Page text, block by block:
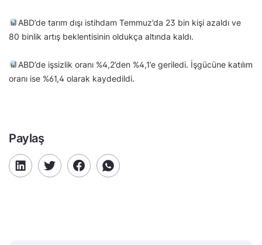
ABD’de tarım dışı istihdam Temmuz’da 23 bin kişi azaldı ve
80 binlik artış beklentisinin oldukça altında kaldı.
ABD’de işsizlik oranı %4,2’den %4,1’e geriledi. İşgücüne katılım
oranı ise %61,4 olarak kaydedildi.
Paylaş